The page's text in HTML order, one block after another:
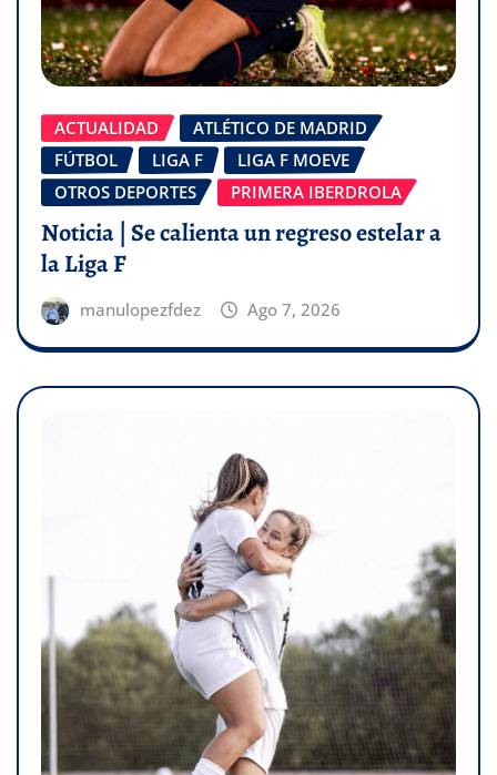
ACTUALIDAD
ATLÉTICO DE MADRID
FÚTBOL
LIGA F
LIGA F MOEVE
OTROS DEPORTES
PRIMERA IBERDROLA
Noticia | Se calienta un regreso estelar a
la Liga F
manulopezfdez Ago 7, 2026